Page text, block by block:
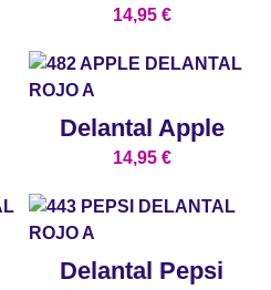
14,95 €
Delantal Apple
14,95 €
Delantal Pepsi